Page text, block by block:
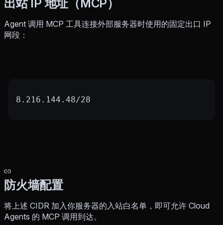
出站 IP 地址（MCP）
Agent 调用 MCP 工具连接外部服务器时使用的固定出口 IP
网段：
8.216.144.48/28
防火墙配置
将上述 CIDR 加入你服务器的入站白名单，即可允许 Cloud
Agents 的 MCP 调用到达。